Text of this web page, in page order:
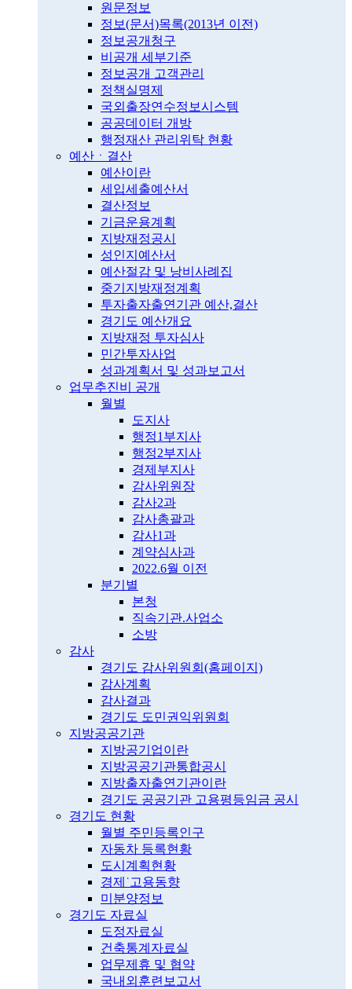
원문정보
정보(문서)목록(2013년 이전)
정보공개청구
비공개 세부기준
정보공개 고객관리
정책실명제
국외출장연수정보시스템
공공데이터 개방
행정재산 관리위탁 현황
예산ㆍ결산
예산이란
세입세출예산서
결산정보
기금운용계획
지방재정공시
성인지예산서
예산절감 및 낭비사례집
중기지방재정계획
투자출자출연기관 예산,결산
경기도 예산개요
지방재정 투자심사
민간투자사업
성과계획서 및 성과보고서
업무추진비 공개
월별
도지사
행정1부지사
행정2부지사
경제부지사
감사위원장
감사2과
감사총괄과
감사1과
계약심사과
2022.6월 이전
분기별
본청
직속기관.사업소
소방
감사
경기도 감사위원회(홈페이지)
감사계획
감사결과
경기도 도민권익위원회
지방공공기관
지방공기업이란
지방공공기관통합공시
지방출자출연기관이란
경기도 공공기관 고용평등임금 공시
경기도 현황
월별 주민등록인구
자동차 등록현황
도시계획현황
경제˙고용동향
미분양정보
경기도 자료실
도정자료실
건축통계자료실
업무제휴 및 협약
국내외훈련보고서